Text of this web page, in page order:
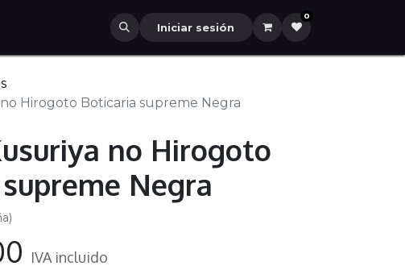
Iniciar sesión
0
no Hirogoto Boticaria supreme Negra
no Hirogoto
Negra
IVA incluido